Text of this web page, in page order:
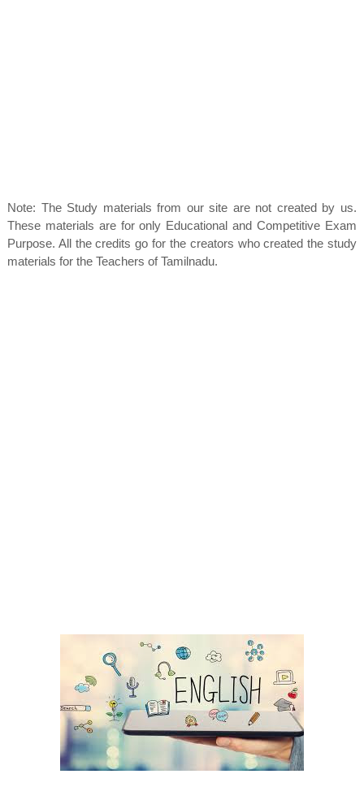
Note: The Study materials from our site are not created by us.
These materials are for only Educational and Competitive Exam
Purpose. All the credits go for the creators who created the study
materials for the Teachers of Tamilnadu.